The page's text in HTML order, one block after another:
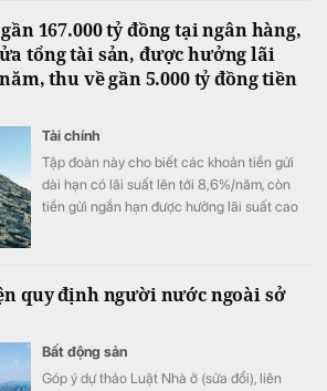
167.000 tỷ đồng tại ngân hàng,
tổng tài sản, được hưởng lãi
thu về gần 5.000 tỷ đồng tiền
Tài chính
Tập đoàn này cho biết các khoản tiền gửi
dài hạn có lãi suất lên tới 8,6%/năm, còn
tiền gửi ngắn hạn được hưởng lãi suất cao
quy định người nước ngoài sở
Bất động sản
Góp ý dự thảo Luật Nhà ở (sửa đổi), liên